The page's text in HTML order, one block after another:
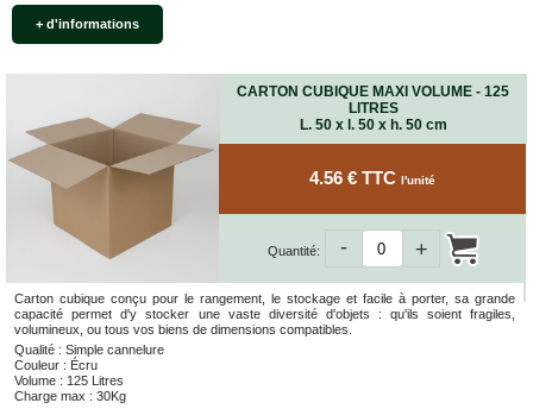
+ d'informations
CARTON CUBIQUE MAXI VOLUME - 125
LITRES
L. 50 x l. 50 x h. 50 cm
Carton cubique conçu pour le rangement, le stockage et facile à porter, sa grande
capacité permet d'y stocker une vaste diversité d'objets : qu'ils soient fragiles,
volumineux, ou tous vos biens de dimensions compatibles.
Qualité : Simple cannelure
Couleur : Écru
Volume : 125 Litres
Charge max : 30Kg
4.56 € TTC l'unité
Quantité: +
-